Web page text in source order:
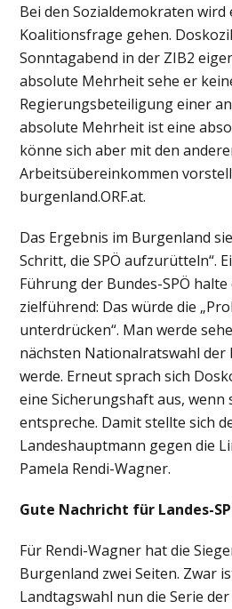
Bei den Sozialdemokraten wird
Koalitionsfrage gehen.
Sonntagabend in der ZIB2
absolute Mehrheit sehe er
Regierungsbeteiligung einer
absolute Mehrheit ist eine
könne sich aber mit den
Arbeitsübereinkommen
burgenland.ORF.at.
Das Ergebnis im Burgenland
Schritt, die SPÖ aufzurütteln“.
Führung der Bundes-SPÖ
zielführend: Das würde die
unterdrücken“. Man werde
nächsten Nationalratswahl der
werde. Erneut sprach sich
eine Sicherungshaft aus, wenn
entspreche. Damit stellte sich
Landeshauptmann gegen die
Pamela Rendi-Wagner.
Gute Nachricht für Landes-
Für Rendi-Wagner hat die
Burgenland zwei Seiten. Zwar
Landtagswahl nun die Serie